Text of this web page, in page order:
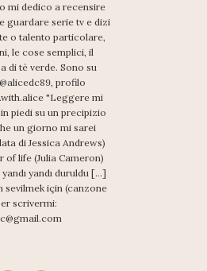
mi dedico a recensire
guardare serie tv e dizi
o talento particolare,
le cose semplici, il
di tè verde. Sono su
profilo
"Leggere mi
piedi su un precipizio
un giorno mi sarei
di Jessica Andrews)
of life (Julia Cameron)
yandı duruldu [...]
sevilmek için (canzone
scrivermi: